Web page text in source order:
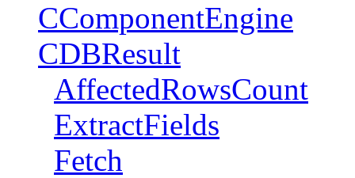
CComponentEngine
CDBResult
AffectedRowsCount
ExtractFields
Fetch